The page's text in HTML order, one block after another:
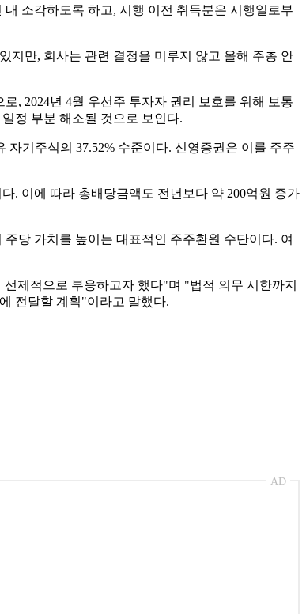
소각하도록 하고, 시행 이전 취득분은 시행일로부
지만, 회사는 관련 결정을 미루지 않고 올해 주총 안
, 2024년 4월 우선주 투자자 권리 보호를 위해 보통
정 부분 해소될 것으로 보인다.
기주식의 37.52% 수준이다. 신영증권은 이를 주주
. 이에 따라 총배당금액도 전년보다 약 200억원 증가
당 가치를 높이는 대표적인 주주환원 수단이다. 여
제적으로 부응하고자 했다"며 "법적 의무 시한까지
전달할 계획"이라고 말했다.
AD